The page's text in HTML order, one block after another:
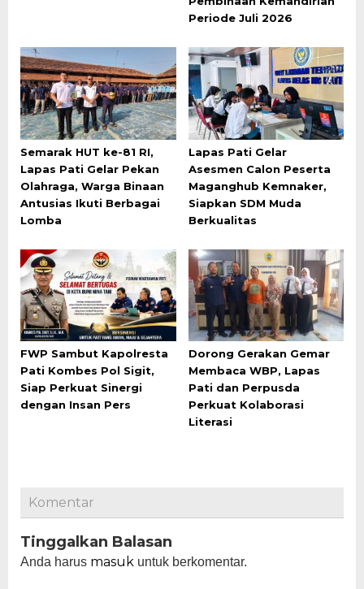
Periode Juli 2026
Semarak HUT ke-81 RI,
Lapas Pati Gelar Pekan
Olahraga, Warga Binaan
Antusias Ikuti Berbagai
Lomba
Lapas Pati Gelar
Asesmen Calon Peserta
Maganghub Kemnaker,
Siapkan SDM Muda
Berkualitas
FWP Sambut Kapolresta
Pati Kombes Pol Sigit,
Siap Perkuat Sinergi
dengan Insan Pers
Dorong Gerakan Gemar
Membaca WBP, Lapas
Pati dan Perpusda
Perkuat Kolaborasi
Literasi
Komentar
Tinggalkan Balasan
Anda harus masuk untuk berkomentar.